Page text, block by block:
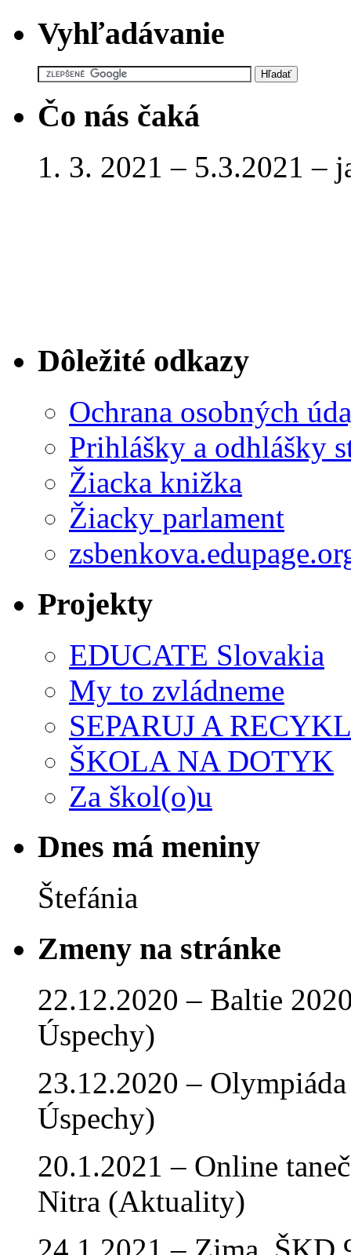
Vyhľadávanie
Čo nás čaká
1. 3. 2021 – 5.3.2021 –
Dôležité odkazy
Ochrana osobných
Prihlášky a odhlášky
Žiacka knižka
Žiacky parlament
Projekty
EDUCATE Slovakia
My to zvládneme
SEPARUJ A
ŠKOLA NA DOTYK
Za škol(o)u
Dnes má meniny
Štefánia
Zmeny na stránke
22.12.2020 – Baltie
Úspechy)
23.12.2020 –
Úspechy)
20.1.2021 – Online
Nitra (Aktuality)